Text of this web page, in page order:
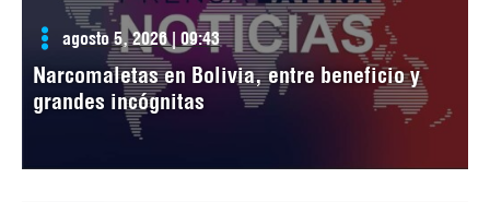
agosto 5, 2026 | 09:43
Narcomaletas en Bolivia, entre beneficio y
grandes incógnitas